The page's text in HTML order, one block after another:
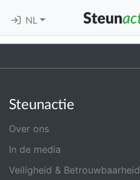
NL
Steunactie
Over ons
In de media
Veiligheid & Betrouwbaarheid